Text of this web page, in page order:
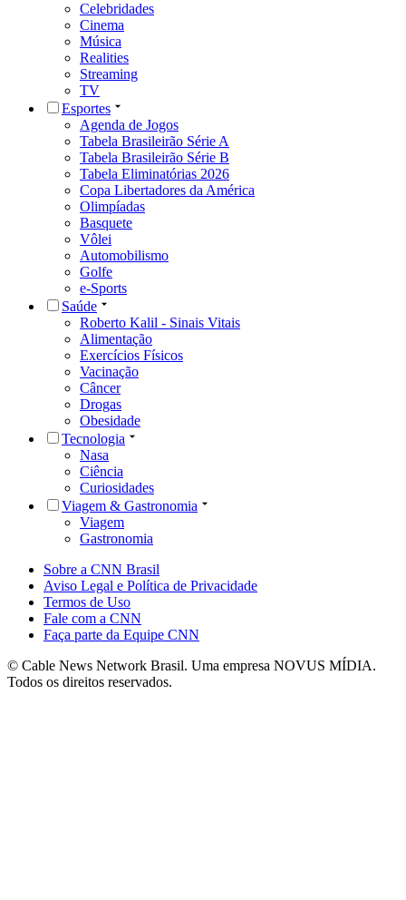
Celebridades
Cinema
Música
Realities
Streaming
TV
Esportes
Agenda de Jogos
Tabela Brasileirão Série A
Tabela Brasileirão Série B
Tabela Eliminatórias 2026
Copa Libertadores da América
Olimpíadas
Basquete
Vôlei
Automobilismo
Golfe
e-Sports
Saúde
Roberto Kalil - Sinais Vitais
Alimentação
Exercícios Físicos
Vacinação
Câncer
Drogas
Obesidade
Tecnologia
Nasa
Ciência
Curiosidades
Viagem & Gastronomia
Viagem
Gastronomia
Sobre a CNN Brasil
Aviso Legal e Política de Privacidade
Termos de Uso
Fale com a CNN
Faça parte da Equipe CNN
© Cable News Network Brasil. Uma empresa NOVUS MÍDIA.
Todos os direitos reservados.